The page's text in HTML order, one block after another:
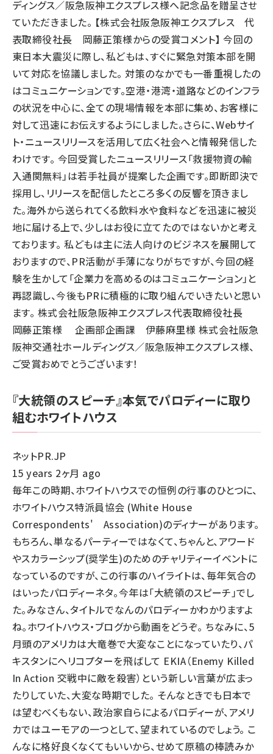
ディングス／阪急阪神エクスプレス様へ記念品を贈呈させ
ていただきました。 【株式会社阪急阪神エクスプレス 代
表取締役社長 岡藤正策様からの受賞コメント】 今回の
東日本大震災に際し、私どもは、すぐに緊急対策本部を開
いて対応を協議しました。 対策のなかでも一番重視したの
はコミュニケーションです。空港・港湾・道路などのインフラ
の状況を中心に、全ての現場情報を本部に集め、お客様に
対して迅速にお伝えするようにしました。さらに、Webサイ
ト・ニュースリリースを活用して広く社会へと情報発信した
わけです。 今回受賞したニュースリリース「救援物資の輸
入通関無料」は若手社員が提案した企画です。即断即決で
採用し、リリースを配信したところ多くの反響を頂きまし
た。海外から送られてくる飲料水や食料などを迅速に被災
地に届ける上で、少しはお役に立てたのではないかと考え
ております。 私どもは主に法人向けのビジネスを展開して
おりますので、PR活動が手薄になりがちですが、今回の経
験を生かして「企業力を高めるのはコミュニケーション」と
再認識し、今後もPRに積極的に取り組んでいきたいと思い
ます。 株式会社阪急阪神エクスプレス代表取締役社長
岡藤正策様 企画部企画課 伊藤麻里様 株式会社阪急
阪神交通社ホールディングス／阪急阪神エクスプレス様、
ご受賞おめでとうございます！
『大統領のスピーチ』本気でパロディーに取り
組むホワイトハウス
ネットPR.JP
15 years 2ヶ月 ago
毎年この時期、ホワイトハウスでの恒例の行事のひとつに、
ホワイトハウス特派員協会 (White House
Correspondents' Association)のディナーがあります。
もちろん、単なるパーティーではなくて、ちゃんと、アワード
やスカラーシップ(奨学生)のためのチャリティーイベントに
なっているのですが、この行事のハイライトは、毎年気合の
はいったパロディーネタ。今年は「大統領のスピーチ」でし
た。みなさん、タイトルでなんのパロディーかわかりますよ
ね。ホワイトハウス・ブログから動画をどうぞ。 ちなみに、5
月頭のアメリカは大竜巻で大変なことになっていたり、パ
キスタンにヘリコプターを飛ばして EKIA（Enemy Killed
In Action 交戦中に敵を殺害）という新しい言葉が広まっ
たりしていた、大変な時期でした。 そんなときでも日本で
は望むべくもない、政治家自らによるパロディーが、アメリ
カではユーモアの一つとして、望まれているのでしょう。 こ
んなに格好良くなくてもいいから、せめて原稿の棒読みか